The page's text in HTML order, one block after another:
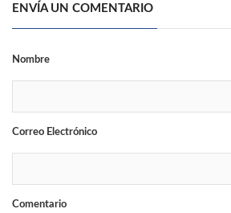
ENVÍA UN COMENTARIO
Nombre
Correo Electrónico
Comentario